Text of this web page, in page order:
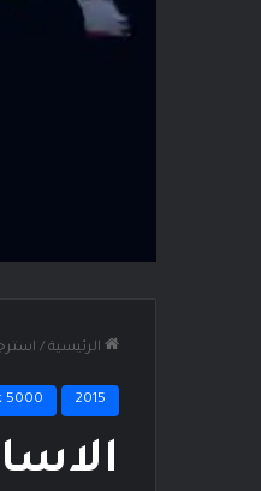
الرئيسية /
2015
5000